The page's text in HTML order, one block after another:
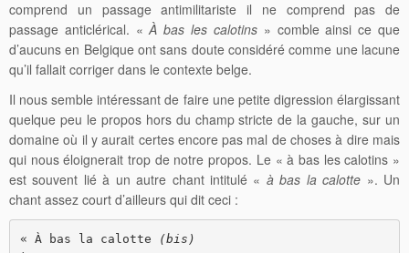
comprend un passage antimilitariste il ne comprend pas de
passage anticlérical. «À bas les calotins» comble ainsi ce que
d’aucuns en Belgique ont sans doute considéré comme une lacune
qu’il fallait corriger dans le contexte belge.
Il nous semble intéressant de faire une petite digression élargissant
quelque peu le propos hors du champ stricte de la gauche, sur un
domaine où il y aurait certes encore pas mal de choses à dire mais
qui nous éloignerait trop de notre propos. Le « à bas les calotins »
est souvent lié à un autre chant intitulé « à bas la calotte ». Un
chant assez court d’ailleurs qui dit ceci :
« À bas la calotte
(bis)